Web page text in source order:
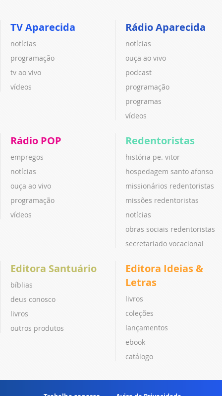
TV Aparecida
notícias
programação
tv ao vivo
vídeos
Rádio Aparecida
notícias
ouça ao vivo
podcast
programação
programas
vídeos
Rádio POP
empregos
notícias
ouça ao vivo
programação
vídeos
Redentoristas
história pe. vitor
hospedagem santo afonso
missionários redentoristas
missões redentoristas
notícias
obras sociais redentoristas
secretariado vocacional
Editora Santuário
bíblias
deus conosco
livros
outros produtos
Editora Ideias &
Letras
livros
coleções
lançamentos
ebook
catálogo